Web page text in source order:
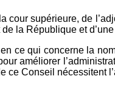
cour supérieure, de
la République et
ce qui concerne la
améliorer
Conseil nécessitent